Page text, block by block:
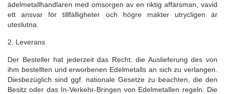
ädelmetallhandlaren med omsorgen av en riktig affärsman, vavid
ett ansvar för tillfälligheter och högre makter utrycligen är
uteslutna.
2. Leverans
Der Besteller hat jederzeit das Recht, die Auslieferung des von
ihm bestellten und erworbenen Edelmetalls an sich zu verlangen.
Diesbezüglich sind ggf. nationale Gesetze zu beachten, die den
Besitz oder das In-Verkehr-Bringen von Edelmetallen regeln. Die